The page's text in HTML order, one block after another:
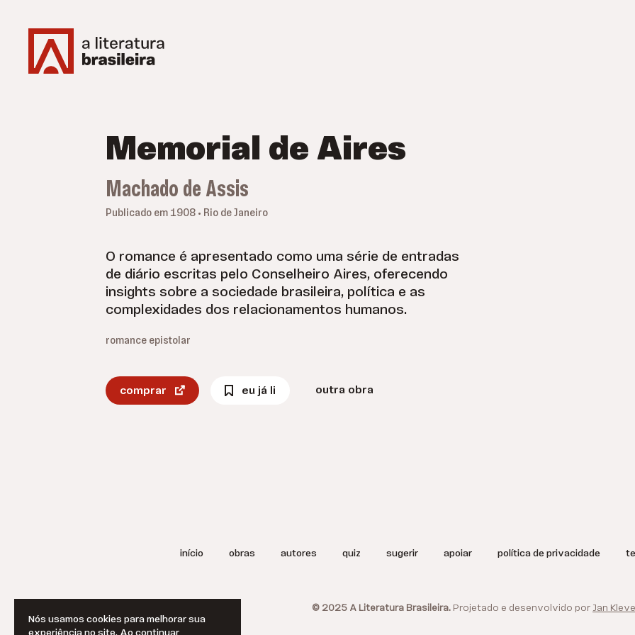
Memorial de Aires
Machado de Assis
Publicado em 1908 • Rio de Janeiro
O romance é apresentado como uma série de entradas
de diário escritas pelo Conselheiro Aires, oferecendo
insights sobre a sociedade brasileira, política e as
complexidades dos relacionamentos humanos.
romance epistolar
comprar eu já li outra obra
início obras autores quiz sugerir apoiar política de privacidade
© 2025 A Literatura Brasileira. Projetado e desenvolvido por Jan
Nós usamos cookies para melhorar sua